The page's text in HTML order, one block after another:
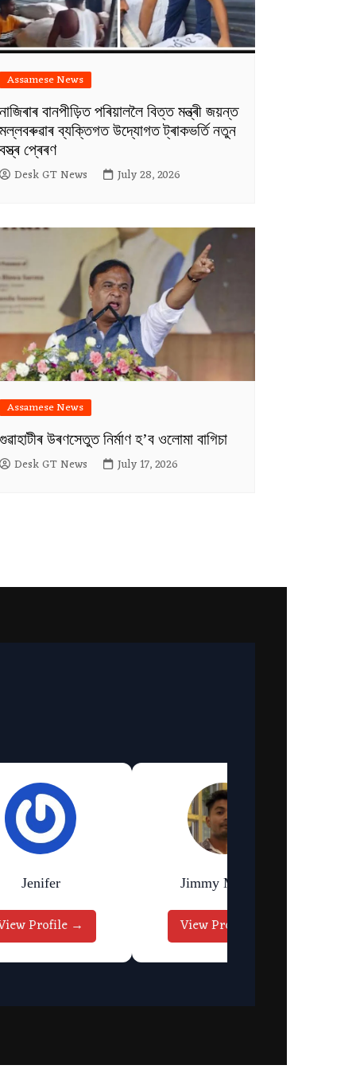
Assamese News
বানপীড়িত পৰিয়াললৈ বিত্ত মন্ত্ৰী জয়ন্ত
ব্যক্তিগত উদ্যোগত ট্ৰাকভৰ্তি নতুন
প্ৰেৰণ
Desk GT News July 28, 2026
Assamese News
উৰণসেতুত নিৰ্মাণ হ’ব ওলোমা বাগিচা
Desk GT News July 17, 2026
Jenifer
Profile →
Jimmy Murmu
View Profile →